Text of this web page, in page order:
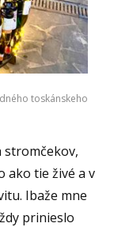
toskánskeho
stromčekov,
ako tie živé a v
Ibaže mne
prinieslo